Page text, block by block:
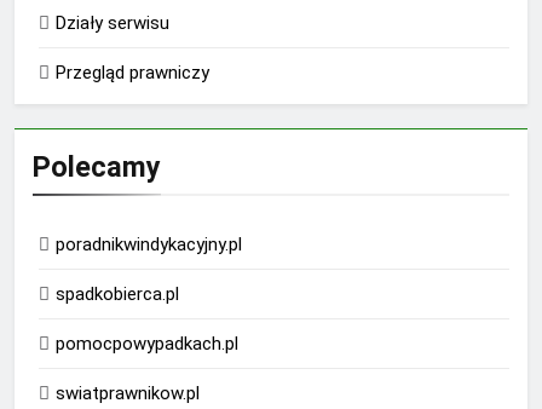
Działy serwisu
Przegląd prawniczy
Polecamy
poradnikwindykacyjny.pl
spadkobierca.pl
pomocpowypadkach.pl
swiatprawnikow.pl